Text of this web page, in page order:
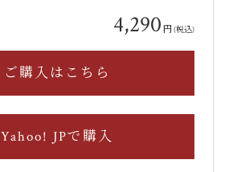
4,290 円(税込)
ご購入はこちら
Yahoo! JPで購入